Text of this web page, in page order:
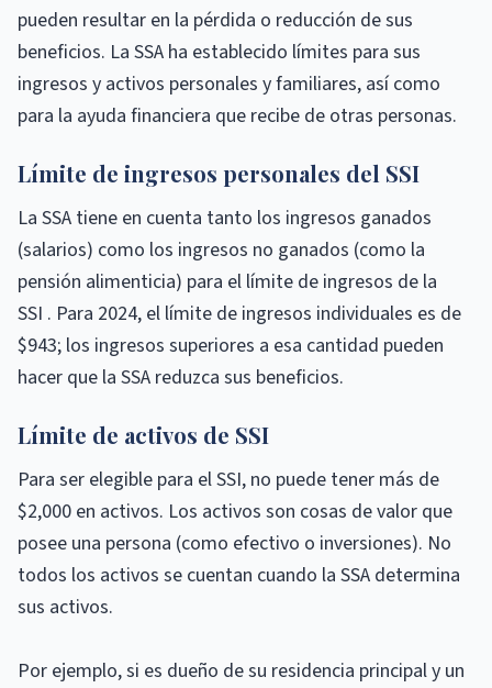
pueden resultar en la pérdida o reducción de sus
beneficios. La SSA ha establecido límites para sus
ingresos y activos personales y familiares, así como
para la ayuda financiera que recibe de otras personas.
Límite de ingresos personales del SSI
La SSA tiene en cuenta tanto los ingresos ganados
(salarios) como los ingresos no ganados (como la
pensión alimenticia) para el límite de ingresos de la
SSI . Para 2024, el límite de ingresos individuales es de
$943; los ingresos superiores a esa cantidad pueden
hacer que la SSA reduzca sus beneficios.
Límite de activos de SSI
Para ser elegible para el SSI, no puede tener más de
$2,000 en activos. Los activos son cosas de valor que
posee una persona (como efectivo o inversiones). No
todos los activos se cuentan cuando la SSA determina
sus activos.
Por ejemplo, si es dueño de su residencia principal y un